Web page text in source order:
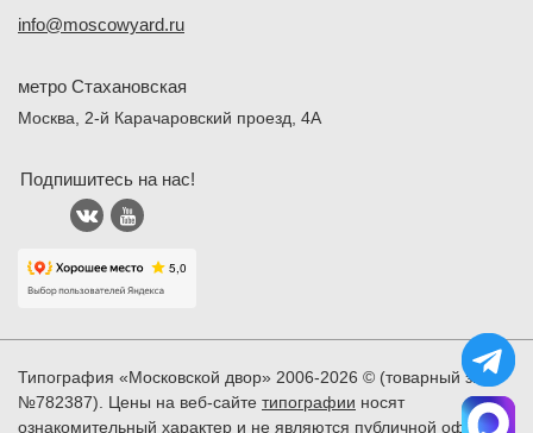
info@moscowyard.ru
метро Стахановская
Москва, 2-й Карачаровский проезд, 4А
Подпишитесь на нас!
Типография «Московской двор» 2006-2026 © (товарный знак
№782387). Цены на веб-сайте типографии носят
ознакомительный характер и не являются публичной офертой.